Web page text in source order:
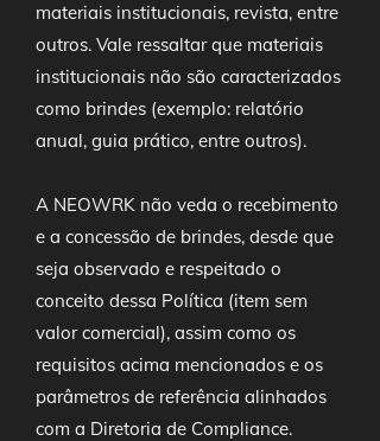
materiais institucionais, revista, entre
outros. Vale ressaltar que materiais
institucionais não são caracterizados
como brindes (exemplo: relatório
anual, guia prático, entre outros).
A NEOWRK não veda o recebimento
e a concessão de brindes, desde que
seja observado e respeitado o
conceito dessa Política (item sem
valor comercial), assim como os
requisitos acima mencionados e os
parâmetros de referência alinhados
com a Diretoria de Compliance.